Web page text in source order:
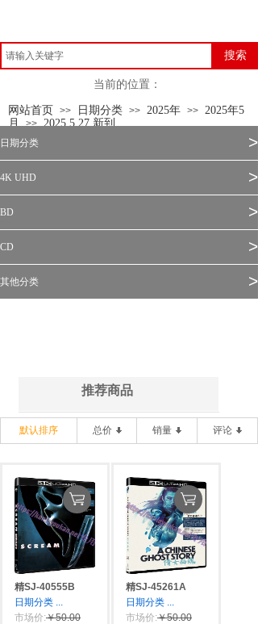
搜索
当前的位置：
网站首页 >> 日期分类 >> 2025年 >> 2025年5
月 >> 2025.5.27 新到
日期分类 >
4K UHD >
BD >
CD >
其他分类 >
推荐商品
默认排序 总价 销量 评论
精SJ-40555B
日期分类 ...
市场价:￥50.00
精SJ-45261A
日期分类 ...
市场价:￥50.00